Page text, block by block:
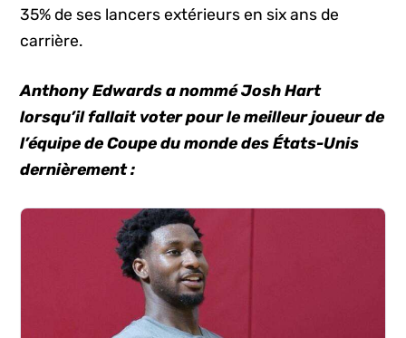
35% de ses lancers extérieurs en six ans de
carrière.
Anthony Edwards a nommé Josh Hart
lorsqu’il fallait voter pour le meilleur joueur de
l’équipe de Coupe du monde des États-Unis
dernièrement :